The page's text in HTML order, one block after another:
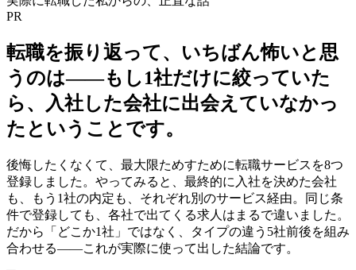
PR
転職を振り返って、いちばん怖いと思
うのは——もし1社だけに絞っていた
ら、入社した会社に出会えていなかっ
た ということです。
後悔したくなくて、最大限ためすために転職サービスを8つ
登録しました。やってみると、最終的に入社を決めた会社
も、もう1社の内定も、それぞれ別のサービス経由。同じ条
件で登録しても、各社で出てくる求人はまるで違いました。
だから「どこか1社」ではなく、タイプの違う5社前後を組み
合わせる——これが実際に使って出した結論です。